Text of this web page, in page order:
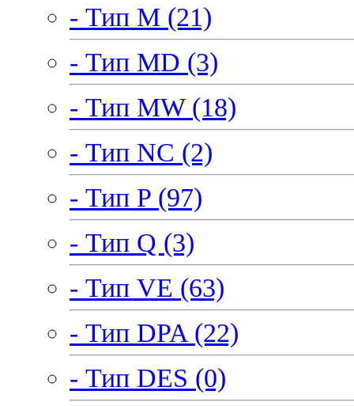
- Тип M (21)
- Тип MD (3)
- Тип MW (18)
- Тип NC (2)
- Тип P (97)
- Тип Q (3)
- Тип VE (63)
- Тип DPA (22)
- Тип DES (0)